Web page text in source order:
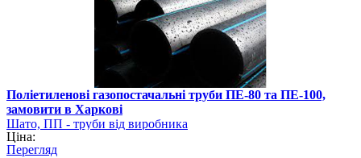
Поліетиленові газопостачальні труби ПЕ-80 та ПЕ-100,
замовити в Харкові
Шато, ПП - труби від виробника
Ціна:
Перегляд